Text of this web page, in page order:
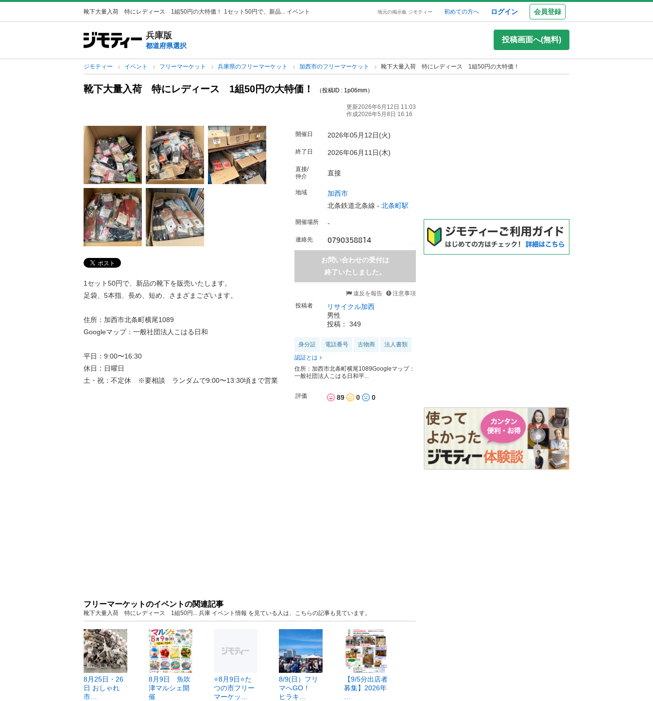
靴下大量入荷 特にレディース 1組50円の大特価！ 1セット50円で、新品... イベント 地元の掲示板 ジモティー 初めての方へ ログイン 会員登録
兵庫版
都道府県選択
投稿画面へ(無料)
ジモティー イベント フリーマーケット 兵庫県のフリーマーケット 加西市のフリーマーケット 靴下大量入荷 特にレディース 1組50円の大特価！
靴下大量入荷 特にレディース 1組50円の大特価！ （投稿ID : 1p06mm）
更新2026年6月12日 11:03
作成2026年5月8日 16:16
1セット50円で、新品の靴下を販売いたします。
足袋、5本指、長め、短め、さまざまございます。
住所：加西市北条町横尾1089
Googleマップ：一般社団法人こはる日和
平日：9:00〜16:30
休日：日曜日
土・祝：不定休 ※要相談 ランダムで9:00〜13:30頃まで営業
開催日 2026年05月12日(火)
終了日 2026年06月11日(木)
直接/
仲介
直接
地域
加西市
北条鉄道北条線 - 北条町駅
開催場所 -
連絡先
お問い合わせの受付は
終了いたしました。
違反を報告
注意事項
投稿者
リサイクル加西
男性
投稿： 349
身分証 電話番号 古物商
法人書類
認証とは
住所：加西市北条町横尾1089Googleマップ：
一般社団法人こはる日和平...
評価 89 0 0
フリーマーケットのイベントの関連記事
靴下大量入荷 特にレディース 1組50円... 兵庫 イベント情報 を見ている人は、こちらの記事も見ています。
8月25日・26
日 おしゃれ
市…
8月9日 魚吹
津マルシェ開
催
⭐8月9日⭐た
つの市フリー
マーケッ…
8/9(日）フリ
マへGO！
ヒラキ…
【9/5分出店者
募集】2026年